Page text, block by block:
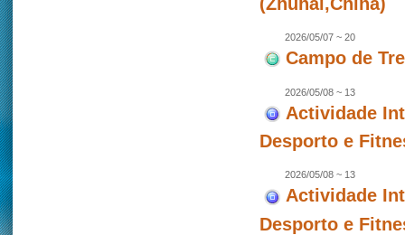
2026/05/07 ~ 20
Campo de
2026/05/08 ~ 13
Actividade
Desporto e
2026/05/08 ~ 13
Actividade
Desporto e